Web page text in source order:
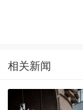
相关新闻